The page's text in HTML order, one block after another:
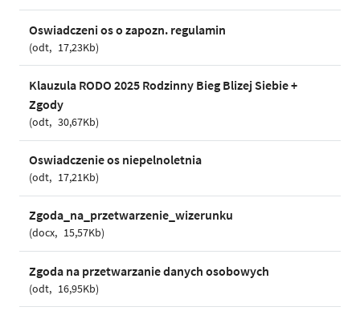
Oswiadczeni os o zapozn. regulamin
odt 17,23Kb
Klauzula RODO 2025 Rodzinny Bieg Blizej Siebie +
Zgody
odt 30,67Kb
Oswiadczenie os niepelnoletnia
odt 17,21Kb
Zgoda_na_przetwarzenie_wizerunku
docx 15,57Kb
Zgoda na przetwarzanie danych osobowych
odt 16,95Kb